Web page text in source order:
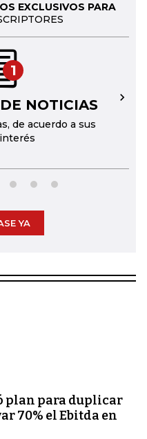
EXCLUSIVOS PARA
1
NOTICIAS
de acuerdo a sus
→
YA
plan para duplicar
70% el Ebitda en